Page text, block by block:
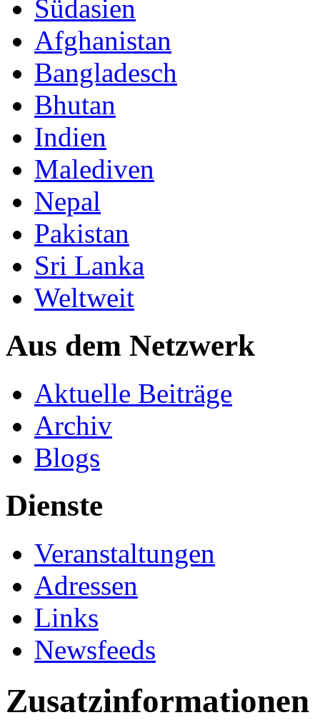
Südasien
Afghanistan
Bangladesch
Bhutan
Indien
Malediven
Nepal
Pakistan
Sri Lanka
Weltweit
Aus dem Netzwerk
Aktuelle Beiträge
Archiv
Blogs
Dienste
Veranstaltungen
Adressen
Links
Newsfeeds
Zusatzinformationen